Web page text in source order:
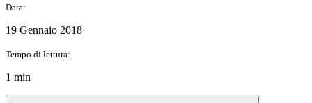
Data:
19 Gennaio 2018
Tempo di lettura:
1 min